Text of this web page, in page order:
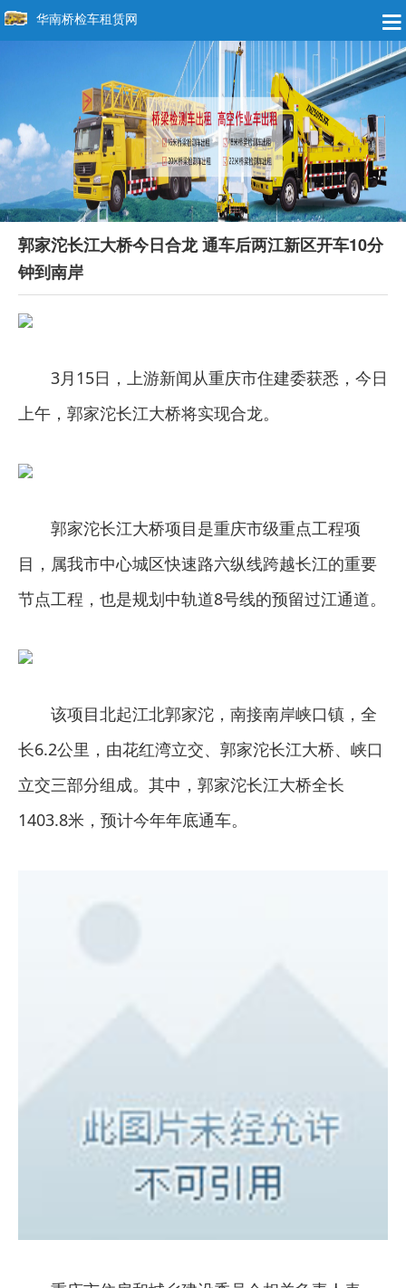
华南桥检车租赁网
郭家沱长江大桥今日合龙 通车后两江新区开车10分
钟到南岸
3月15日，上游新闻从重庆市住建委获悉，今日
上午，郭家沱长江大桥将实现合龙。
郭家沱长江大桥项目是重庆市级重点工程项
目，属我市中心城区快速路六纵线跨越长江的重要
节点工程，也是规划中轨道8号线的预留过江通道。
该项目北起江北郭家沱，南接南岸峡口镇，全
长6.2公里，由花红湾立交、郭家沱长江大桥、峡口
立交三部分组成。其中，郭家沱长江大桥全长
1403.8米，预计今年年底通车。